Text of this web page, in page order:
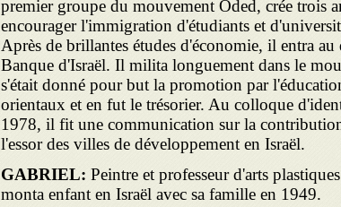
premier groupe du mouvement Oded, crée trois
encourager l'immigration d'étudiants et
Après de brillantes études d'économie, il entra au
Banque d'Israël. Il milita longuement dans le
s'était donné pour but la promotion par
orientaux et en fut le trésorier. Au colloque
1978, il fit une communication sur la
l'essor des villes de développement en Israël.
GABRIEL: Peintre et professeur d'arts
monta enfant en Israël avec sa famille en 1949. ­